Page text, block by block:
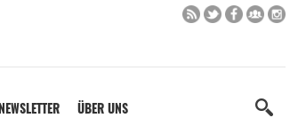
NEWSLETTER ÜBER UNS